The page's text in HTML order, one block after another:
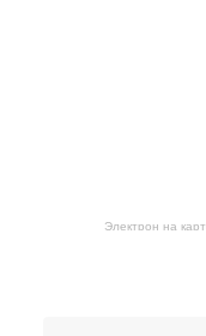
Электрон на